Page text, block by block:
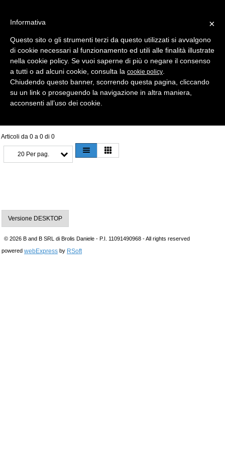
Selezione
CHIAVI UNIVERSAL > CHIAVI SILKY
Articoli da 0 a 0 di 0
20 Per pag.
Versione DESKTOP
© 2026 B and B SRL di Brolis Daniele - P.I. 11091490968 - All rights reserved
powered webExpress by RSoft
×
Informativa
Questo sito o gli strumenti terzi da questo utilizzati si avvalgono
di cookie necessari al funzionamento ed utili alle finalità illustrate
nella cookie policy. Se vuoi saperne di più o negare il consenso
a tutti o ad alcuni cookie, consulta la cookie policy
Chiudendo questo banner, scorrendo questa pagina, cliccando
su un link o proseguendo la navigazione in altra maniera,
acconsenti all’uso dei cookie.